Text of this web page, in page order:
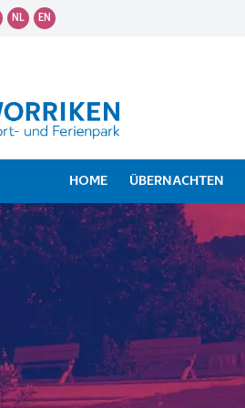
NL EN
HOME ÜBERNACHTEN